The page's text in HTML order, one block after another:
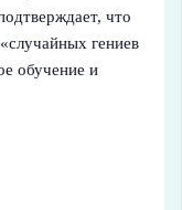
что
гениев
обучение и